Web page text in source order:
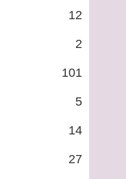
12
2
101
5
14
27